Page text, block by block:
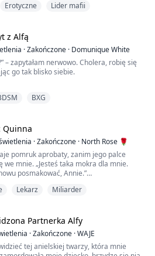
ile czasu ci zajmie, zanim zrozumiesz, że
spojrzeniem.
do pieprzenia, nasza do kochania, nasza
i u...
Erotyczne Lider mafii
z Alfą
·Zakończone · Domunique White
– zapytałam nerwowo. Cholera, robię się
go tak blisko siebie.
się między moje nogi i zaczął mnie
do mojej szyi, a ja zadrżałam. Byłam
mokra niż wcześniej.
się...
BXG
Quinna
·Zakończone · North Rose 🌹
pomruk aprobaty, zanim jego palce
we mnie. „Jesteś taka mokra dla mnie.
posmakować, Annie.”
zrozumieć, co zamierza zrobić, Quinn
pracować nad moim łechtaczką. Wsuwa
we mnie.
chwytam się biurka, a drugą za...
Lekarz Miliarder
Partnerka Alfy
·Zakończone ·WAJE
tej anielskiej twarzy, która mnie